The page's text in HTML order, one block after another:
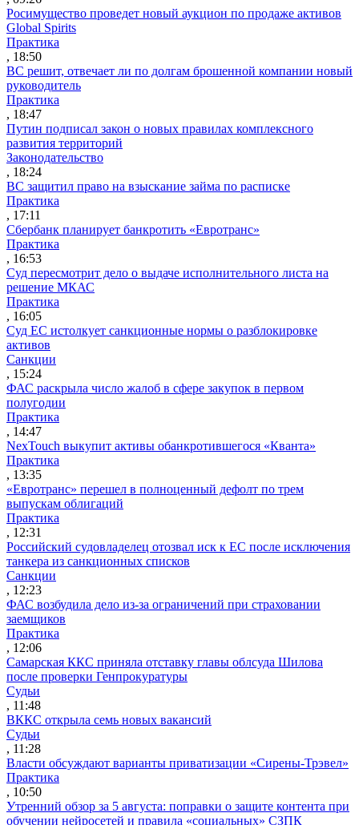
Росимущество проведет новый аукцион по продаже активов
Global Spirits
Практика
, 18:50
ВС решит, отвечает ли по долгам брошенной компании новый
руководитель
Практика
, 18:47
Путин подписал закон о новых правилах комплексного
развития территорий
Законодательство
, 18:24
ВС защитил право на взыскание займа по расписке
Практика
, 17:11
Сбербанк планирует банкротить «Евротранс»
Практика
, 16:53
Суд пересмотрит дело о выдаче исполнительного листа на
решение МКАС
Практика
, 16:05
Суд ЕС истолкует санкционные нормы о разблокировке
активов
Санкции
, 15:24
ФАС раскрыла число жалоб в сфере закупок в первом
полугодии
Практика
, 14:47
NexTouch выкупит активы обанкротившегося «Кванта»
Практика
, 13:35
«Евротранс» перешел в полноценный дефолт по трем
выпускам облигаций
Практика
, 12:31
Российский судовладелец отозвал иск к ЕС после исключения
танкера из санкционных списков
Санкции
, 12:23
ФАС возбудила дело из-за ограничений при страховании
заемщиков
Практика
, 12:06
Самарская ККС приняла отставку главы облсуда Шилова
после проверки Генпрокуратуры
Судьи
, 11:48
ВККС открыла семь новых вакансий
Судьи
, 11:28
Власти обсуждают варианты приватизации «Сирены-Трэвел»
Практика
, 10:50
Утренний обзор за 5 августа: поправки о защите контента при
обучении нейросетей и правила «социальных» СЗПК